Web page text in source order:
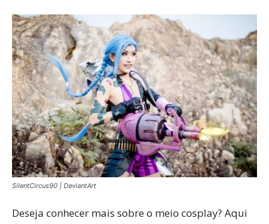
SilentCircus90 | DeviantArt
Deseja conhecer mais sobre o meio cosplay? Aqui